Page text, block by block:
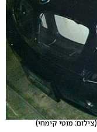
(צילום: מוטי קימחי)